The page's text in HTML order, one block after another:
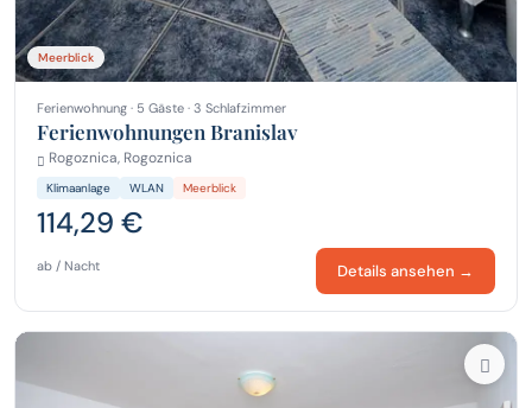
Meerblick
Ferienwohnung · 5 Gäste · 3 Schlafzimmer
Ferienwohnungen Branislav
Rogoznica, Rogoznica
Klimaanlage WLAN Meerblick
114,29 €
ab / Nacht Details ansehen →